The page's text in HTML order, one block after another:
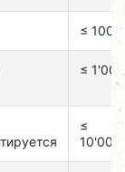
≤ 100
≤ 1'000
≤
10'000